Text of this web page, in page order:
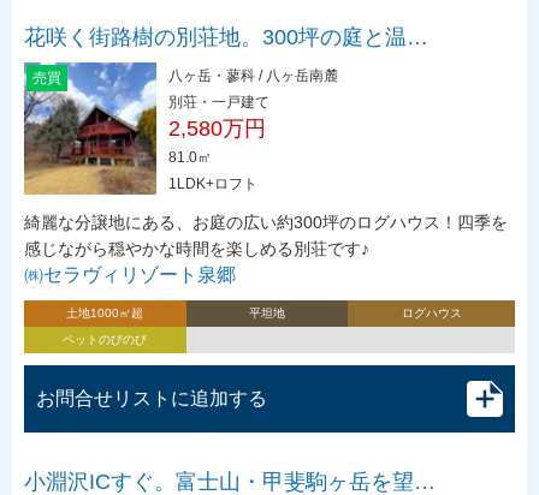
花咲く街路樹の別荘地。300坪の庭と温…
売買
八ヶ岳・蓼科 / 八ヶ岳南麓
別荘・一戸建て
2,580万円
81.0㎡
1LDK+ロフト
綺麗な分譲地にある、お庭の広い約300坪のログハウス！四季を
感じながら穏やかな時間を楽しめる別荘です♪
㈱セラヴィリゾート泉郷
土地1000㎡超 平坦地
ログハウス
ペットのびのび
お問合せリストに追加する
小淵沢ICすぐ。富士山・甲斐駒ヶ岳を望…